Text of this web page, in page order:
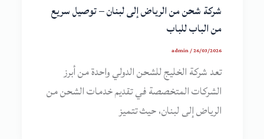
شركة شحن من الرياض إلى لبنان – توصيل سريع
من الباب للباب
admin/26/03/2026
تعد شركة الخليج للشحن الدولي واحدة من أبرز
الشركات المتخصصة في تقديم خدمات الشحن من
الرياض إلى لبنان، حيث تتميز